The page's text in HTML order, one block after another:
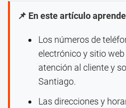
📌 En este artículo
Los números de
electrónico y sitio web
atención al cliente y
Santiago.
Las direcciones y